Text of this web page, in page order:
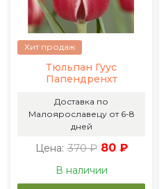
Хит продаж
Тюльпан Гуус
Папендренхт
Доставка по
Малоярославецу от 6-8
дней
Цена: 370 ₽ 80 ₽
В наличии